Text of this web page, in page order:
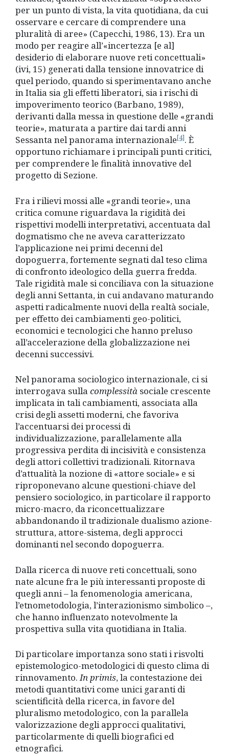
per un punto di vista, la vita quotidiana, da cui
osservare e cercare di comprendere una
pluralità di aree» (Capecchi, 1986, 13). Era un
modo per reagire all’«incertezza [e al]
desiderio di elaborare nuove reti concettuali»
(ivi, 15) generati dalla tensione innovatrice di
quel periodo, quando si sperimentavano anche
in Italia sia gli effetti liberatori, sia i rischi di
impoverimento teorico (Barbano, 1989),
derivanti dalla messa in questione delle «grandi
teorie», maturata a partire dai tardi anni
Sessanta nel panorama internazionale[4]. È
opportuno richiamare i principali punti critici,
per comprendere le finalità innovative del
progetto di Sezione.
Fra i rilievi mossi alle «grandi teorie», una
critica comune riguardava la rigidità dei
rispettivi modelli interpretativi, accentuata dal
dogmatismo che ne aveva caratterizzato
l’applicazione nei primi decenni del
dopoguerra, fortemente segnati dal teso clima
di confronto ideologico della guerra fredda.
Tale rigidità male si conciliava con la situazione
degli anni Settanta, in cui andavano maturando
aspetti radicalmente nuovi della realtà sociale,
per effetto dei cambiamenti geo-politici,
economici e tecnologici che hanno preluso
all’accelerazione della globalizzazione nei
decenni successivi.
Nel panorama sociologico internazionale, ci si
interrogava sulla complessità sociale crescente
implicata in tali cambiamenti, associata alla
crisi degli assetti moderni, che favoriva
l’accentuarsi dei processi di
individualizzazione, parallelamente alla
progressiva perdita di incisività e consistenza
degli attori collettivi tradizionali. Ritornava
d’attualità la nozione di «attore sociale» e si
riproponevano alcune questioni-chiave del
pensiero sociologico, in particolare il rapporto
micro-macro, da riconcettualizzare
abbandonando il tradizionale dualismo azione-
struttura, attore-sistema, degli approcci
dominanti nel secondo dopoguerra.
Dalla ricerca di nuove reti concettuali, sono
nate alcune fra le più interessanti proposte di
quegli anni – la fenomenologia americana,
l’etnometodologia, l’interazionismo simbolico –,
che hanno influenzato notevolmente la
prospettiva sulla vita quotidiana in Italia.
Di particolare importanza sono stati i risvolti
epistemologico-metodologici di questo clima di
rinnovamento.In primis, la contestazione dei
metodi quantitativi come unici garanti di
scientificità della ricerca, in favore del
pluralismo metodologico, con la parallela
valorizzazione degli approcci qualitativi,
particolarmente di quelli biografici ed
etnografici.